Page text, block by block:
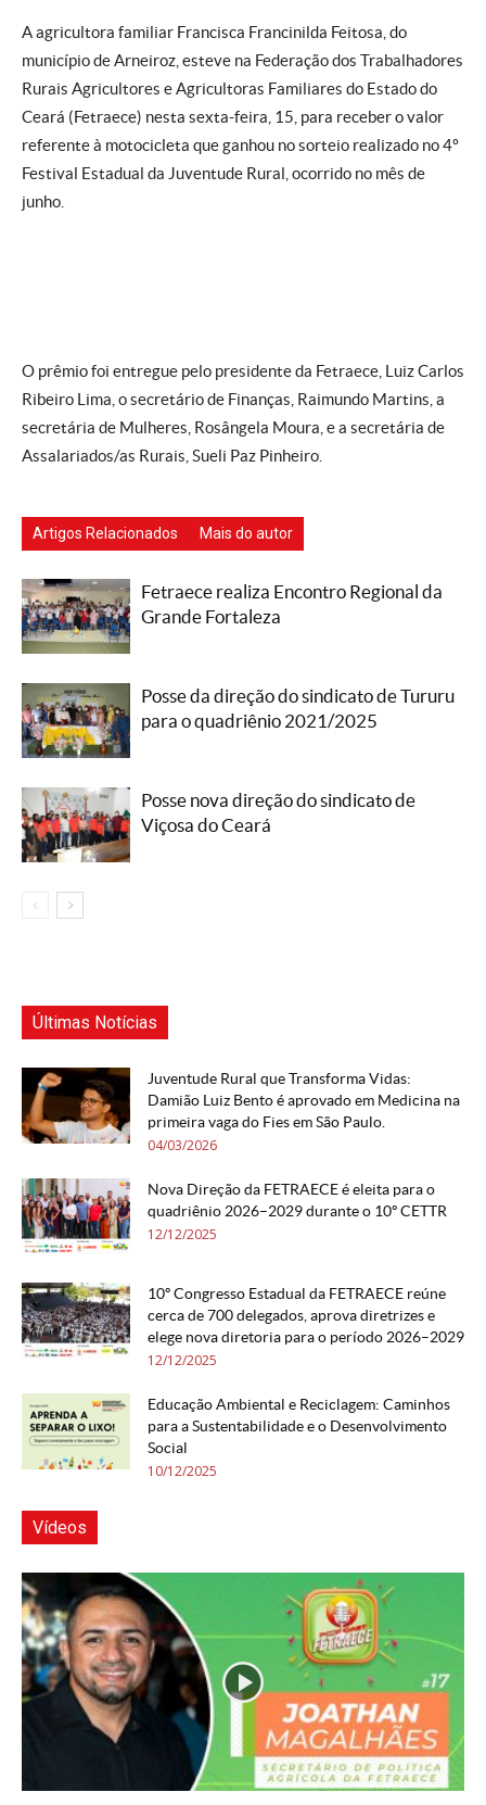
A agricultora familiar Francisca Francinilda Feitosa, do
município de Arneiroz, esteve na Federação dos Trabalhadores
Rurais Agricultores e Agricultoras Familiares do Estado do
Ceará (Fetraece) nesta sexta-feira, 15, para receber o valor
referente à motocicleta que ganhou no sorteio realizado no 4º
Festival Estadual da Juventude Rural, ocorrido no mês de
junho.
O prêmio foi entregue pelo presidente da Fetraece, Luiz Carlos
Ribeiro Lima, o secretário de Finanças, Raimundo Martins, a
secretária de Mulheres, Rosângela Moura, e a secretária de
Assalariados/as Rurais, Sueli Paz Pinheiro.
Artigos Relacionados Mais do autor
Fetraece realiza Encontro Regional da
Grande Fortaleza
Posse da direção do sindicato de Tururu
para o quadriênio 2021/2025
Posse nova direção do sindicato de
Viçosa do Ceará
Últimas Notícias
Juventude Rural que Transforma Vidas:
Damião Luiz Bento é aprovado em Medicina na
primeira vaga do Fies em São Paulo.
04/03/2026
Nova Direção da FETRAECE é eleita para o
quadriênio 2026–2029 durante o 10º CETTR
12/12/2025
10º Congresso Estadual da FETRAECE reúne
cerca de 700 delegados, aprova diretrizes e
elege nova diretoria para o período 2026–2029
12/12/2025
Educação Ambiental e Reciclagem: Caminhos
para a Sustentabilidade e o Desenvolvimento
Social
10/12/2025
Vídeos